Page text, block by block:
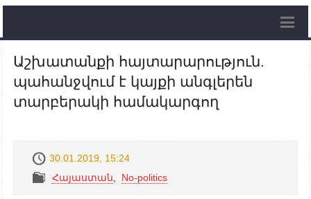
Աշխատանքի հայտարարություն.
պահանջվում է կայքի անգլերեն
տարբերակի համակարգող
30.01.2019, 15:24
Հայաստան
No-politics